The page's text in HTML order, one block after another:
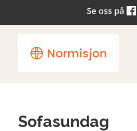
Sofasundag